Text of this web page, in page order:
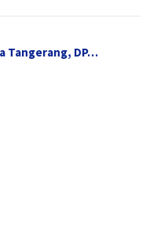
Tangerang, DP…